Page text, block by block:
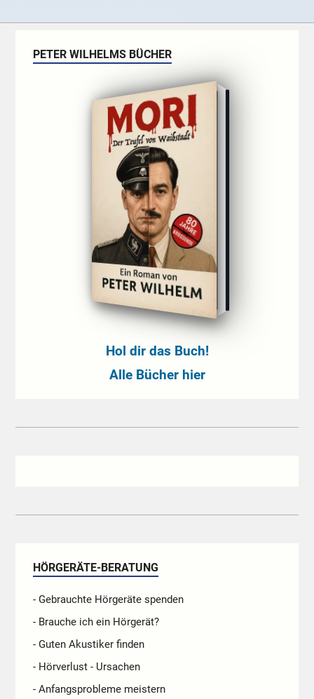
PETER WILHELMS BÜCHER
Hol dir das Buch!
Alle Bücher hier
HÖRGERÄTE-BERATUNG
- Gebrauchte Hörgeräte spenden
- Brauche ich ein Hörgerät?
- Guten Akustiker finden
- Hörverlust - Ursachen
- Anfangsprobleme meistern